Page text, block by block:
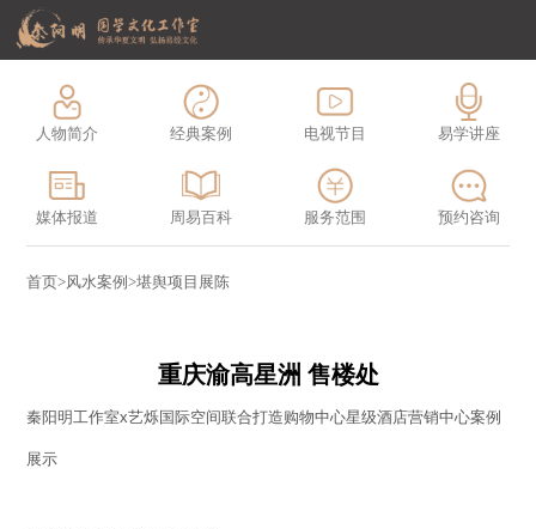
人物简介 经典案例 电视节目 易学讲座
媒体报道 周易百科 服务范围 预约咨询
首页>风水案例>堪舆项目展陈
重庆渝高星洲 售楼处
秦阳明工作室x艺烁国际空间联合打造购物中心星级酒店营销中心案例
展示